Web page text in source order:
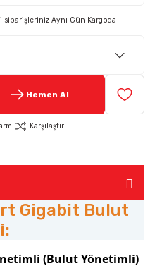
siparişleriniz Aynı Gün Kargoda
Hemen Al
Karşılaştır
Gigabit Bulut
(Bulut Yönetimli)